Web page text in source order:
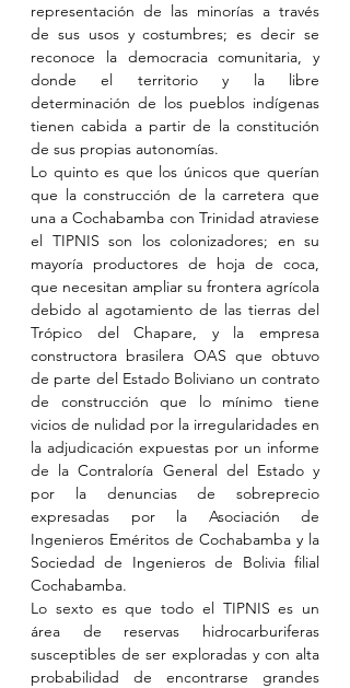
representación de las minorías a través
de sus usos y costumbres; es decir se
reconoce la democracia comunitaria, y
donde el territorio y la libre
determinación de los pueblos indígenas
tienen cabida a partir de la constitución
de sus propias autonomías.
Lo quinto es que los únicos que querían
que la construcción de la carretera que
una a Cochabamba con Trinidad atraviese
el TIPNIS son los colonizadores; en su
mayoría productores de hoja de coca,
que necesitan ampliar su frontera agrícola
debido al agotamiento de las tierras del
Trópico del Chapare, y la empresa
constructora brasilera OAS que obtuvo
de parte del Estado Boliviano un contrato
de construcción que lo mínimo tiene
vicios de nulidad por la irregularidades en
la adjudicación expuestas por un informe
de la Contraloría General del Estado y
por la denuncias de sobreprecio
expresadas por la Asociación de
Ingenieros Eméritos de Cochabamba y la
Sociedad de Ingenieros de Bolivia filial
Cochabamba.
Lo sexto es que todo el TIPNIS es un
área de reservas hidrocarburiferas
susceptibles de ser exploradas y con alta
probabilidad de encontrarse grandes